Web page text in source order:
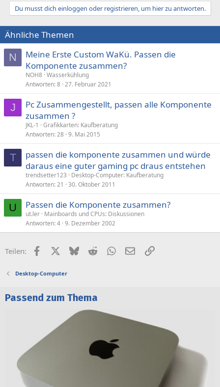
Du musst dich einloggen oder registrieren, um hier zu antworten.
Ähnliche Themen
N
Meine Erste Custom WaKü. Passen die
Komponente zusammen?
NOH8 Wasserkühlung
Antworten 8 27. Februar 2021
J
Pc Zusammengestellt, passen alle Komponente
zusammen ?
JKL-1
Grafikkarten: Kaufberatung
Antworten 28 9. Mai 2015
T
passen die komponente zusammen und würde
daraus eine guter gaming pc draus entstehen
trendsetter123
Desktop-Computer: Kaufberatung
Antworten 21 30. Oktober 2011
U Passen die Komponente zusammen?
ut.ler Mainboards und CPUs: Diskussionen
Antworten 4 9. Dezember 2002
Teilen: FacebookX (Twitter)
BlueskyRedditWhatsApp
E-MailLink
Desktop-Computer
Passend zum Thema